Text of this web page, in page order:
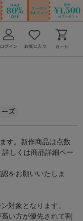
ズ
す。新作商品は点数
しくは商品詳細ペー
をお願いいたしま
対象となります。
い方が優先されて割